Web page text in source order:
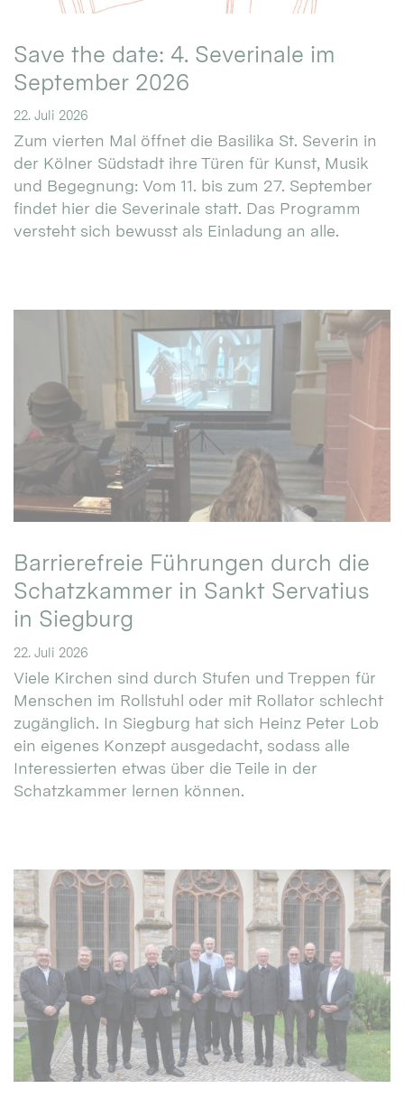
Save the date: 4. Severinale im
September 2026
22. Juli 2026
Zum vierten Mal öffnet die Basilika St. Severin in
der Kölner Südstadt ihre Türen für Kunst, Musik
und Begegnung: Vom 11. bis zum 27. September
findet hier die Severinale statt. Das Programm
versteht sich bewusst als Einladung an alle.
Barrierefreie Führungen durch die
Schatzkammer in Sankt Servatius
in Siegburg
22. Juli 2026
Viele Kirchen sind durch Stufen und Treppen für
Menschen im Rollstuhl oder mit Rollator schlecht
zugänglich. In Siegburg hat sich Heinz Peter Lob
ein eigenes Konzept ausgedacht, sodass alle
Interessierten etwas über die Teile in der
Schatzkammer lernen können.